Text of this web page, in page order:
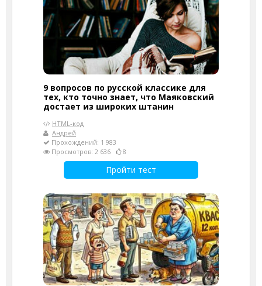
9 вопросов по русской классике для
тех, кто точно знает, что Маяковский
достает из широких штанин
HTML-код
Андрей
Прохождений: 1 983
Просмотров: 2 636
8
Пройти тест